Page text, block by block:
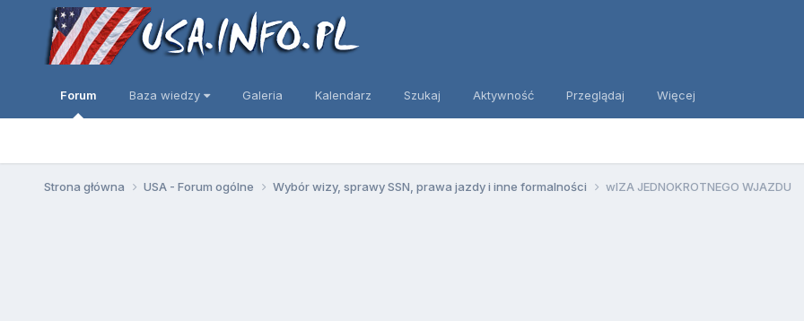
Forum Baza wiedzy Galeria Kalendarz Szukaj Aktywność Przeglądaj Więcej
Strona główna USA - Forum ogólne Wybór wizy, sprawy SSN, prawa jazdy i inne formalności wIZA JEDNOKROTNEGO WJAZDU